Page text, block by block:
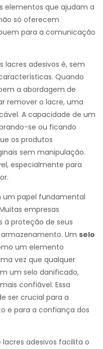
elementos que ajudam a
só oferecem
para a comunicação
lacres adesivos é, sem
Quando
a abordagem de
remover o lacre, uma
A capacidade de um
se ou ficando
os produtos
sem manipulação.
especialmente para
um papel fundamental
empresas
à proteção de seus
Um selo
um elemento
vez que qualquer
um selo danificado,
confiável. Essa
ser crucial para a
e para a confiança dos
adesivos facilita o